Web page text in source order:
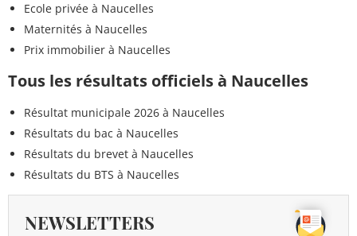
Ecole privée à Naucelles
Maternités à Naucelles
Prix immobilier à Naucelles
Tous les résultats officiels à Naucelles
Résultat municipale 2026 à Naucelles
Résultats du bac à Naucelles
Résultats du brevet à Naucelles
Résultats du BTS à Naucelles
NEWSLETTERS